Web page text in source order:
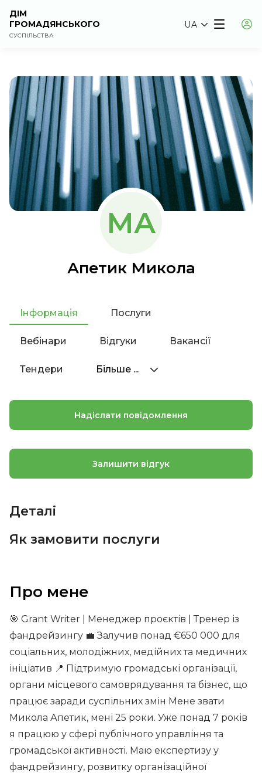
ДІМ
ГРОМАДЯНСЬКОГО
СУСПІЛЬСТВА
UA
МА
Апетик Микола
Інформація Послуги
Вебінари Відгуки Вакансії
Тендери Більше ...
Про мене
🎯 Grant Writer | Менеджер проєктів | Тренер із
фандрейзингу 💼 Залучив понад €650 000 для
соціальних, молодіжних, медійних та медичних
ініціатив 📍 Підтримую громадські організації,
органи місцевого самоврядування та бізнес, що
працює заради суспільних змін Мене звати
Микола Апетик, мені 25 роки. Уже понад 7 років
я працюю у сфері публічного управління та
громадської активності. Маю експертизу у
фандрейзингу, розвитку організаційної
Надіслати повідомлення
Залишити відгук
Деталі
Як замовити послуги